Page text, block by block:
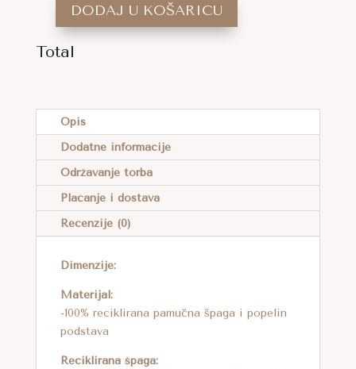
MAKRAME
U
PLAVOJ
BOJI
KOLIČINA
DODAJ U KOŠARICU
Total
T
E
R
Opis
Dodatne informacije
Održavanje torba
Plaćanje i dostava
Recenzije (0)
Dimenzije:
Materijal:
-100% reciklirana pamučna špaga i popelin
podstava
Reciklirana špaga: